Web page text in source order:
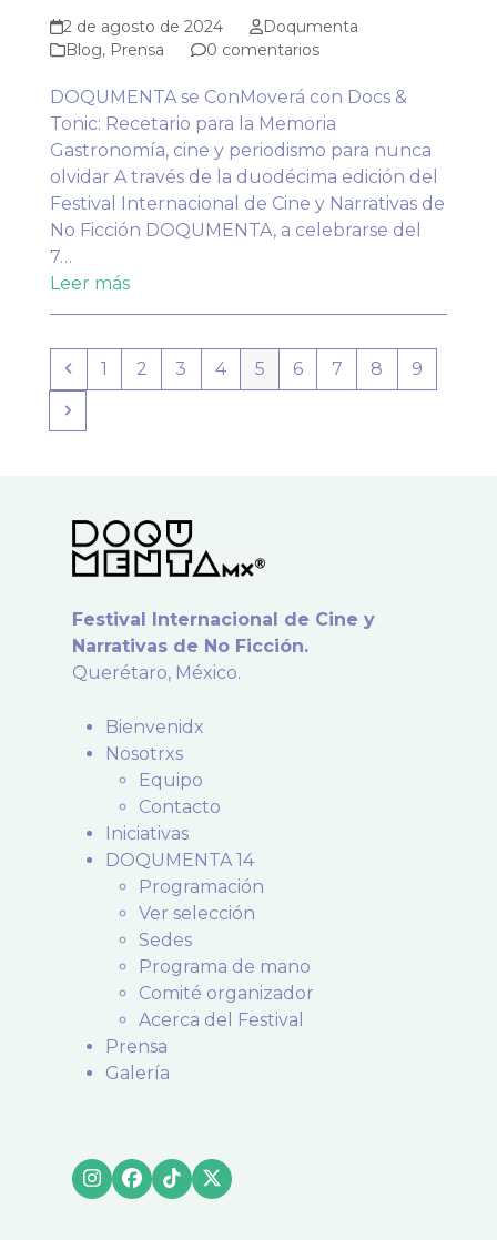
2 de agosto de 2024
Doqumenta
Blog, Prensa 0 comentarios
DOQUMENTA se ConMoverá con Docs &
Tonic: Recetario para la Memoria
Gastronomía, cine y periodismo para nunca
olvidar A través de la duodécima edición del
Festival Internacional de Cine y Narrativas de
No Ficción DOQUMENTA, a celebrarse del
7…
Leer más
Anterior
Page
1 Page
2 Page
3 Page
4 Page
5 Page
6 Page
7 Page
8 Page
9
Siguiente
Festival Internacional de Cine y
Narrativas de No Ficción.
Querétaro, México.
Bienvenidx
Nosotrxs
Equipo
Contacto
Iniciativas
DOQUMENTA 14
Programación
Ver selección
Sedes
Programa de mano
Comité organizador
Acerca del Festival
Prensa
Galería
Instagram
Facebook
Tiktok
X